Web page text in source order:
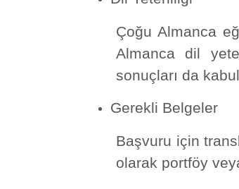
Çoğu Almanca
Almanca dil
sonuçları da
Gerekli Belgeler
Başvuru için
olarak portföy